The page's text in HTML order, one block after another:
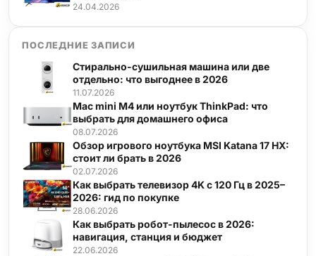
24.04.2026
ПОСЛЕДНИЕ ЗАПИСИ
Стирально-сушильная машина или две
отдельно: что выгоднее в 2026
11.07.2026
Mac mini M4 или ноутбук ThinkPad: что
выбрать для домашнего офиса
08.07.2026
Обзор игрового ноутбука MSI Katana 17 HX:
стоит ли брать в 2026
02.07.2026
Как выбрать телевизор 4K с 120 Гц в 2025–
2026: гид по покупке
28.06.2026
Как выбрать робот-пылесос в 2026:
навигация, станция и бюджет
22.06.2026